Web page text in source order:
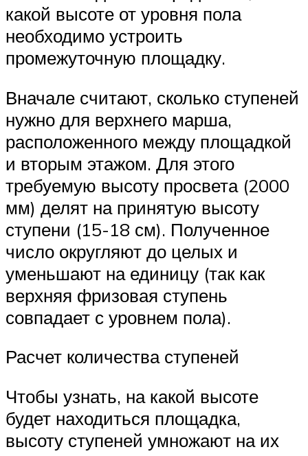
какой высоте от уровня пола
необходимо устроить
промежуточную площадку.
Вначале считают, сколько ступеней
нужно для верхнего марша,
расположенного между площадкой
и вторым этажом. Для этого
требуемую высоту просвета (2000
мм) делят на принятую высоту
ступени (15-18 см). Полученное
число округляют до целых и
уменьшают на единицу (так как
верхняя фризовая ступень
совпадает с уровнем пола).
Расчет количества ступеней
Чтобы узнать, на какой высоте
будет находиться площадка,
высоту ступеней умножают на их